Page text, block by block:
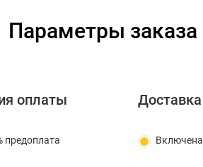
Параметры заказа
оплаты
предоплата
Доставка
Включена